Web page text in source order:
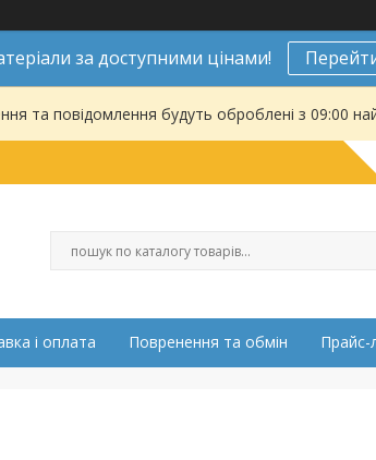
за доступними цінами!
та повідомлення будуть оброблені з 09:00
і оплата Повренення та обмін Прайс-